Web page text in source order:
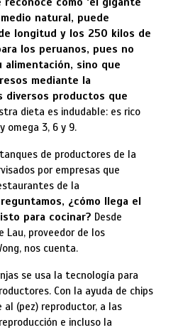
medio natural, puede
longitud y los 250 kilos de
los peruanos, pues no
sino que
mediante la
diversos productos que
dieta es indudable: es rico
omega 3, 6 y 9.
de productores de la
por empresas que
de la
¿cómo llega el
para cocinar? Desde
Lau, proveedor de los
nos cuenta.
se usa la tecnología para
Con la ayuda de chips
al (pez) reproductor, a las
e incluso la